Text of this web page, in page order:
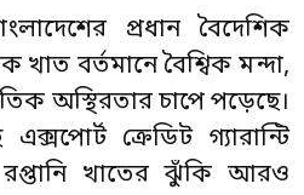
প্রধান বৈদেশিক
খাত বর্তমানে বৈশ্বিক মন্দা,
অস্থিরতার চাপে পড়েছে।
ক্রেডিট গ্যারান্টি
রপ্তানি খাতের ঝুঁকি আরও